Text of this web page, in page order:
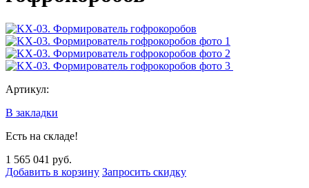
Артикул:
В закладки
Есть на складе!
1 565 041 руб.
Добавить в корзину Запросить скидку